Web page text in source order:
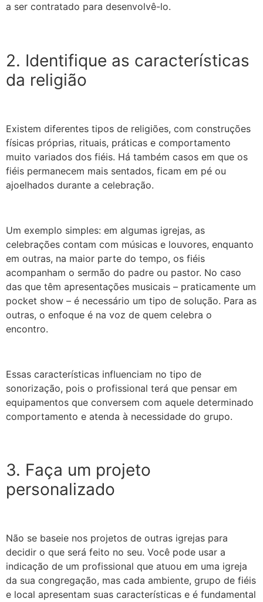
a ser contratado para desenvolvê-lo.
2. Identifique as características
da religião
Existem diferentes tipos de religiões, com construções
físicas próprias, rituais, práticas e comportamento
muito variados dos fiéis. Há também casos em que os
fiéis permanecem mais sentados, ficam em pé ou
ajoelhados durante a celebração.
Um exemplo simples: em algumas igrejas, as
celebrações contam com músicas e louvores, enquanto
em outras, na maior parte do tempo, os fiéis
acompanham o sermão do padre ou pastor. No caso
das que têm apresentações musicais – praticamente um
pocket show – é necessário um tipo de solução. Para as
outras, o enfoque é na voz de quem celebra o
encontro.
Essas características influenciam no tipo de
sonorização, pois o profissional terá que pensar em
equipamentos que conversem com aquele determinado
comportamento e atenda à necessidade do grupo.
3. Faça um projeto
personalizado
Não se baseie nos projetos de outras igrejas para
decidir o que será feito no seu. Você pode usar a
indicação de um profissional que atuou em uma igreja
da sua congregação, mas cada ambiente, grupo de fiéis
e local apresentam suas características e é fundamental